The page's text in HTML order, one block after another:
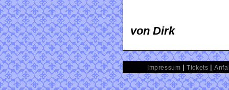
von Dirk
Impressum |Tickets |